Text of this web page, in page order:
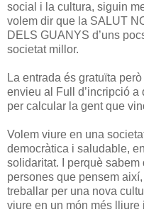
social i la cultura, siguin
volem dir que la SALUT
DELS GUANYS d’uns
societat millor.
La entrada és gratuïta
envieu al Full d’incripció
per calcular la gent que
Volem viure en una
democràtica i saludable,
solidaritat. I perquè
persones que pensem
treballar per una nova
viure en un món més